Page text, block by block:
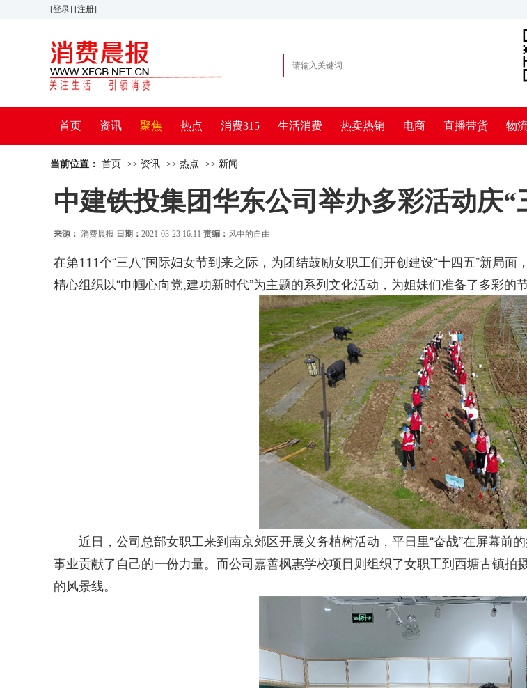
[登录] [注册]
首页 资讯 聚焦 热点 消费315 生活消费 热卖热销 电商 直播带货 物
体育 三农 健康
当前位置： 首页 >> 资讯 >> 热点 >> 新闻
中建铁投集团华东公司举办多彩活动庆“
来源： 消费晨报 日期： 2021-03-23 16:11 责编： 风中的自由
在第111个“三八”国际妇女节到来之际，为团结鼓励女职工们开创建设“十四五”新局
精心组织以“巾帼心向党,建功新时代”为主题的系列文化活动，为姐妹们准备了多彩的节
近日，公司总部女职工来到南京郊区开展义务植树活动，平日里“奋战”在屏幕前
事业贡献了自己的一份力量。而公司嘉善枫惠学校项目则组织了女职工到西塘古镇
的风景线。